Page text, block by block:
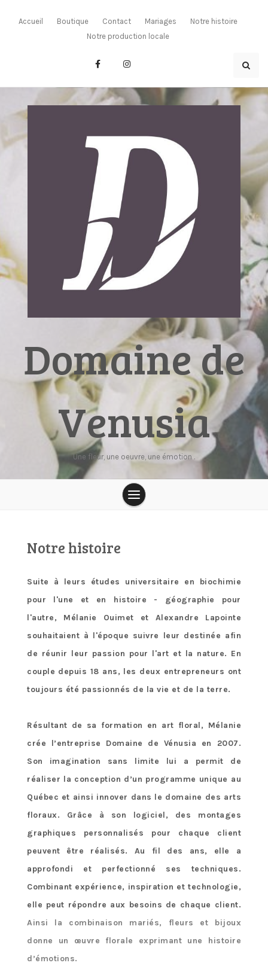
Accueil Boutique Contact Mariages
Notre histoire
Notre production locale
Domaine de
Venusia
Une fleur, une oeuvre, une émotion .
Notre histoire
Suite à leurs études universitaire en biochimie
pour l'une et en histoire - géographie pour
l'autre, Mélanie Ouimet et Alexandre Lapointe
souhaitaient à l'époque suivre leur destinée afin
de réunir leur passion pour l'art et la nature. En
couple depuis 18 ans, les deux entrepreneurs ont
toujours été passionnés de la vie et de la terre.
Résultant de sa formation en art floral, Mélanie
crée l’entreprise Domaine de Vénusia en 2007.
Son imagination sans limite lui a permit de
réaliser la conception d’un programme unique au
Québec et ainsi innover dans le domaine des arts
floraux. Grâce à son logiciel, des montages
graphiques personnalisés pour chaque client
peuvent être réalisés. Au fil des ans, elle a
approfondi et perfectionné ses techniques.
Combinant expérience, inspiration et technologie,
elle peut répondre aux besoins de chaque client.
Ainsi la combinaison mariés, fleurs et bijoux
donne un œuvre florale exprimant une histoire
d’émotions.